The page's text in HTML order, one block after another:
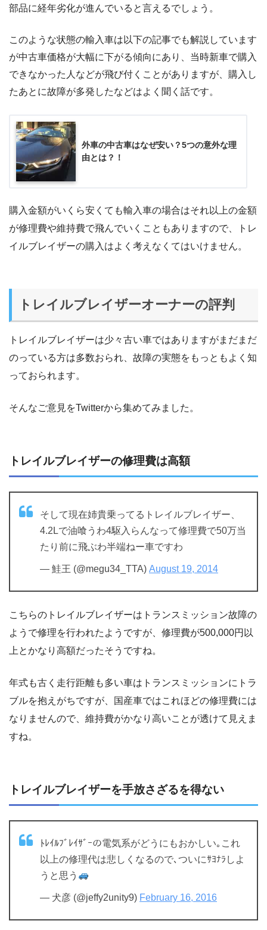
部品に経年劣化が進んでいると言えるでしょう。
このような状態の輸入車は以下の記事でも解説しています
が中古車価格が大幅に下がる傾向にあり、当時新車で購入
できなかった人などが飛び付くことがありますが、購入し
たあとに故障が多発したなどはよく聞く話です。
外車の中古車はなぜ安い？5つの意外な理
由とは？！
購入金額がいくら安くても輸入車の場合はそれ以上の金額
が修理費や維持費で飛んでいくこともありますので、トレ
イルブレイザーの購入はよく考えなくてはいけません。
トレイルブレイザーオーナーの評判
トレイルブレイザーは少々古い車ではありますがまだまだ
のっている方は多数おられ、故障の実態をもっともよく知
っておられます。
そんなご意見をTwitterから集めてみました。
トレイルブレイザーの修理費は高額
そして現在姉貴乗ってるトレイルブレイザー、
4.2Lで油喰うわ4駆入らんなって修理費で50万当
たり前に飛ぶわ半端ねー車ですわ
— 鮭王 (@megu34_TTA) August 19, 2014
こちらのトレイルブレイザーはトランスミッション故障の
ようで修理を行われたようですが、修理費が500,000円以
上とかなり高額だったそうですね。
年式も古く走行距離も多い車はトランスミッションにトラ
ブルを抱えがちですが、国産車ではこれほどの修理費には
なりませんので、維持費がかなり高いことが透けて見えま
すね。
トレイルブレイザーを手放さざるを得ない
ﾄﾚｲﾙﾌﾞﾚｲｻﾞｰの電気系がどうにもおかしい｡これ
以上の修理代は悲しくなるので､ついにｻﾖﾅﾗしよ
うと思う
— 犬彦 (@jeffy2unity9) February 16, 2016